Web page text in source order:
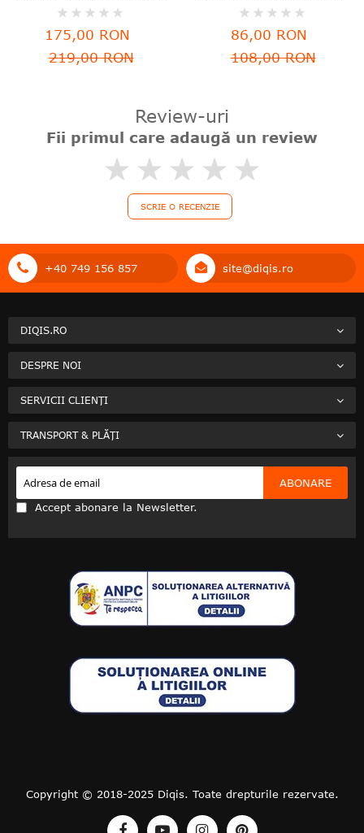
Rating:
0%
175,00 RON
219,00 RON
Rating:
0%
86,00 RON
108,00 RON
Review-uri
Fii primul care adaugă un review
SCRIE O RECENZIE
+40 749 156 857 site@diqis.ro
DIQIS.RO
DESPRE NOI
SERVICII CLIENȚI
TRANSPORT & PLĂȚI
ABONARE
Accept abonare la Newsletter.
Copyright © 2018-2025 Diqis. Toate drepturile rezervate.